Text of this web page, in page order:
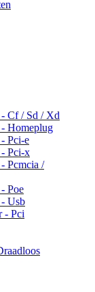
Cf / Sd / Xd
Homeplug
Pci-e
Pci-x
Pcmcia /
Poe
Usb
- Pci